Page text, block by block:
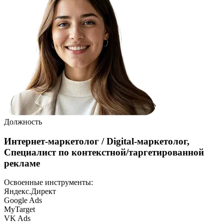
Должность
Интернет-маркетолог / Digital-маркетолог,
Специалист по контекстной/таргетированной
рекламе
Освоенные инструменты:
Яндекс.Директ
Google Ads
MyTarget
VK Ads